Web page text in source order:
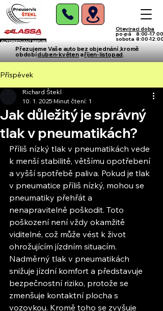
Otevírací doba
po-pá 8:00-17:00
sobota 8:00-12:00
Přezujeme Vaše auto bez objednání ,kromě
obdobíduben-květenaříjen-listopad.
Příspěvek
Jak důležitý je správný
tlak v pneumatikách?
Richard Štekl
10. 1. 2025 Minut čtení: 1
Příliš nízký tlak v pneumatikách vede
k menší stabilitě, většímu opotřebení
a vyšší spotřebě paliva. Pokud je tlak
v pneumatice příliš nízký, mohou se
pneumatiky přehřát a
nenapravitelně poškodit. Toto
poškození není vždy okamžitě
viditelné, což může vést k život
ohrožujícím jízdním situacím.
Nadměrný tlak v pneumatikách
snižuje jízdní komfort a představuje
bezpečnostní riziko, protože se
zmenšuje kontaktní plocha s
vozovkou. Kromě toho se zvyšuje